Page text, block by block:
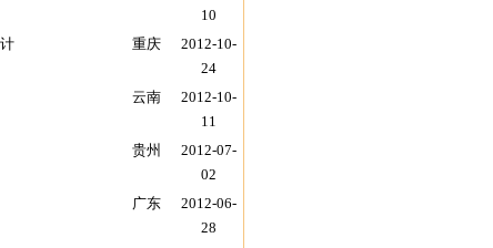
10
重庆
2012-10-
24
云南
2012-10-
11
贵州
2012-07-
02
广东
2012-06-
28